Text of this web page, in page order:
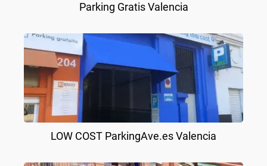
Parking Gratis Valencia
LOW COST ParkingAve.es Valencia